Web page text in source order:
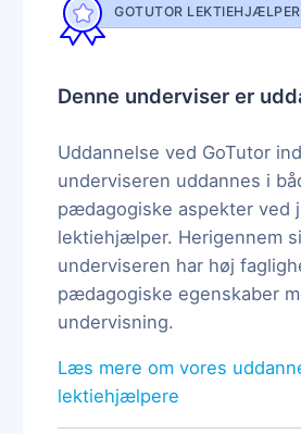
GOTUTOR LEKTIEHJÆLPER
Denne underviser er
Uddannelse ved GoTutor
underviseren uddannes i
pædagogiske aspekter ved
lektiehjælper. Herigennem
underviseren har høj
pædagogiske egenskaber
undervisning.
Læs mere om vores
lektiehjælpere